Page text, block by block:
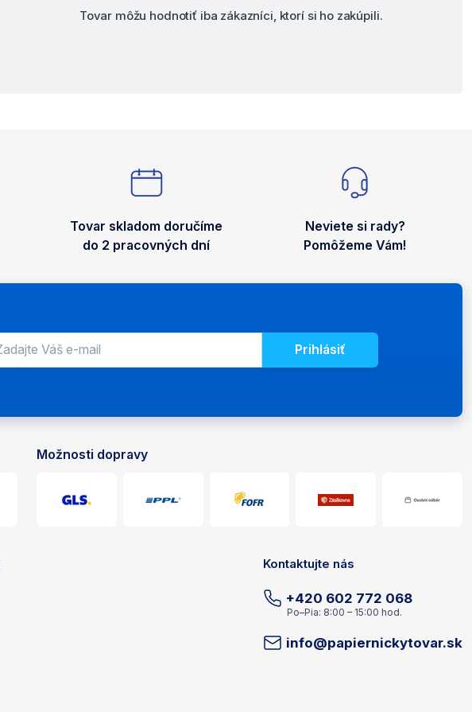
Tovar môžu hodnotiť iba zákazníci, ktorí si ho zakúpili.
Tovar skladom doručíme
do 2 pracovných dní
Neviete si rady?
Pomôžeme Vám!
E-mailová adresa pre newsletter
Zadajte svoju e-mailovú adresu pre odber noviniek
Prihlásiť
Možnosti dopravy
Kontaktujte nás
+420 602 772 068
Po–Pia: 8:00 – 15:00 hod.
info@papiernickytovar.sk